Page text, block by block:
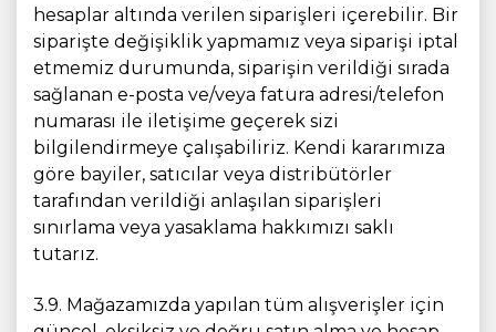
hesaplar altında verilen siparişleri içerebilir. Bir
siparişte değişiklik yapmamız veya siparişi iptal
etmemiz durumunda, siparişin verildiği sırada
sağlanan e-posta ve/veya fatura adresi/telefon
numarası ile iletişime geçerek sizi
bilgilendirmeye çalışabiliriz. Kendi kararımıza
göre bayiler, satıcılar veya distribütörler
tarafından verildiği anlaşılan siparişleri
sınırlama veya yasaklama hakkımızı saklı
tutarız.
3.9. Mağazamızda yapılan tüm alışverişler için